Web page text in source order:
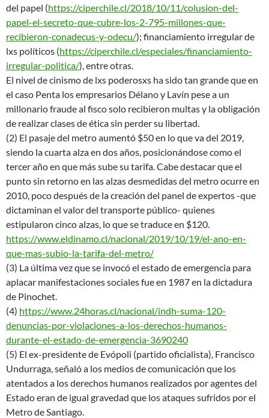
del papel (https://ciperchile.cl/2018/10/11/colusion-del-
papel-el-secreto-que-cubre-los-2-795-millones-que-
recibieron-conadecus-y-odecu/); financiamiento irregular de
lxs políticos (https://ciperchile.cl/especiales/financiamiento-
irregular-politica/), entre otras.
El nivel de cinismo de lxs poderosxs ha sido tan grande que en
el caso Penta los empresarios Délano y Lavín pese a un
millonario fraude al fisco solo recibieron multas y la obligación
de realizar clases de ética sin perder su libertad.
(2) El pasaje del metro aumentó $50 en lo que va del 2019,
siendo la cuarta alza en dos años, posicionándose como el
tercer año en que más sube su tarifa. Cabe destacar que el
punto sin retorno en las alzas desmedidas del metro ocurre en
2010, poco después de la creación del panel de expertos -que
dictaminan el valor del transporte público- quienes
estipularon cinco alzas, lo que se traduce en $120.
https://www.eldinamo.cl/nacional/2019/10/19/el-ano-en-
que-mas-subio-la-tarifa-del-metro/
(3) La última vez que se invocó el estado de emergencia para
aplacar manifestaciones sociales fue en 1987 en la dictadura
de Pinochet.
(4) https://www.24horas.cl/nacional/indh-suma-120-
denuncias-por-violaciones-a-los-derechos-humanos-
durante-el-estado-de-emergencia-3690240
(5) El ex-presidente de Evópoli (partido oficialista), Francisco
Undurraga, señaló a los medios de comunicación que los
atentados a los derechos humanos realizados por agentes del
Estado eran de igual gravedad que los ataques sufridos por el
Metro de Santiago.